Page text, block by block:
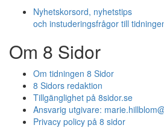
Nyhetskorsord, nyhetstips
och instuderingsfrågor till
Om 8 Sidor
Om tidningen 8 Sidor
8 Sidors redaktion
Tillgänglighet på 8sidor.se
Ansvarig utgivare:
Privacy policy på 8 sidor